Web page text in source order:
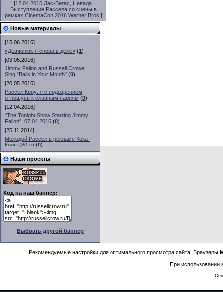
[12.04.2016 Лас-Вегас, Невада.
Выступление Рассела со сцены в
рамках CinemaCon 2016 Warner Bros. ]
Новые материалы
[15.06.2016]
«Девчонки, я снова в деле» (1)
[03.06.2016]
Jimmy Fallon and Russell Crowe
Sing "Balls in Your Mouth" (0)
[20.05.2016]
Рассел Кроу: я с подозрением
отношусь к славным парням (0)
[12.04.2016]
"The Tonight Show Starring Jimmy
Fallon", 07.04.2016 (0)
[25.11.2014]
Молодой Рассел в рекламе Кока-
Колы (80-е) (0)
Наши проекты
Код на наш баннер:
Выбрать другой баннер
Рекомендуемые настройки для оптимального просмотра сайта: Браузеры
При использовании